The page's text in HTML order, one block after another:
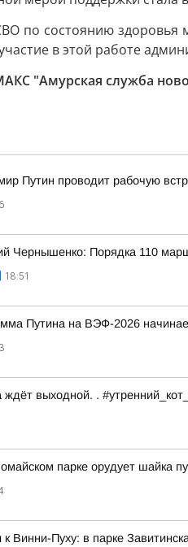
по состоянию здоровья
в этой работе
"Амурская служба
Путин проводит рабочую
Чернышенко: Порядка 110
18:51
Путина на ВЭФ-2026
ждёт выходной. .
парке орудует шайка
к Винни-Пуху: в парке